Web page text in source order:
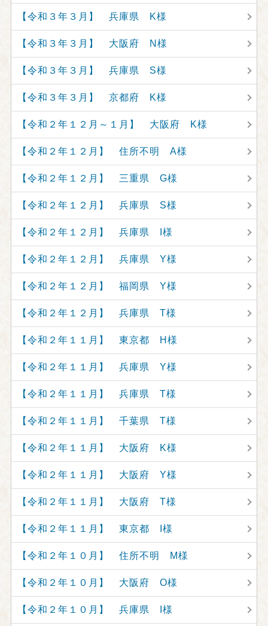
【令和３年３月】 兵庫県 K様
【令和３年３月】 大阪府 N様
【令和３年３月】 兵庫県 S様
【令和３年３月】 京都府 K様
【令和２年１２月～１月】 大阪府 K様
【令和２年１２月】 住所不明 A様
【令和２年１２月】 三重県 G様
【令和２年１２月】 兵庫県 S様
【令和２年１２月】 兵庫県 I様
【令和２年１２月】 兵庫県 Y様
【令和２年１２月】 福岡県 Y様
【令和２年１２月】 兵庫県 T様
【令和２年１１月】 東京都 H様
【令和２年１１月】 兵庫県 Y様
【令和２年１１月】 兵庫県 T様
【令和２年１１月】 千葉県 T様
【令和２年１１月】 大阪府 K様
【令和２年１１月】 大阪府 Y様
【令和２年１１月】 大阪府 T様
【令和２年１１月】 東京都 I様
【令和２年１０月】 住所不明 M様
【令和２年１０月】 大阪府 O様
【令和２年１０月】 兵庫県 I様